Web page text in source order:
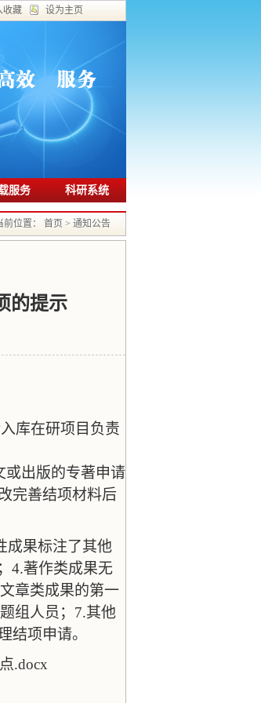
收藏 设为主页
服务 科研系统
前位置： 首页 > 通知公告
的提示
库在研项目负责
或出版的专著申请
完善结项材料后
成果标注了其他
4.著作类成果无
文章类成果的第一
组人员； 7.其他
结项申请。
.docx